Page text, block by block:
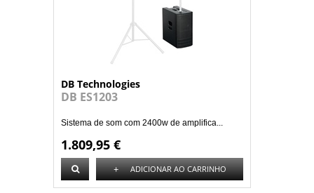
DB Technologies
DB ES1203
Sistema de som com 2400w de amplifica...
1.809,95 €
+ ADICIONAR AO CARRINHO